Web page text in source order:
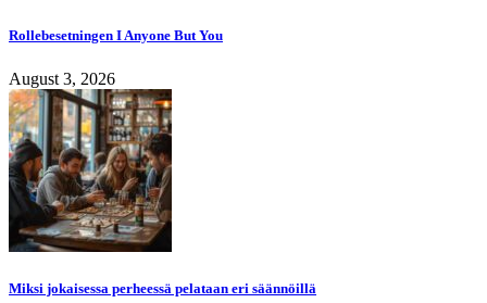
Rollebesetningen I Anyone But You
August 3, 2026
Miksi jokaisessa perheessä pelataan eri säännöillä